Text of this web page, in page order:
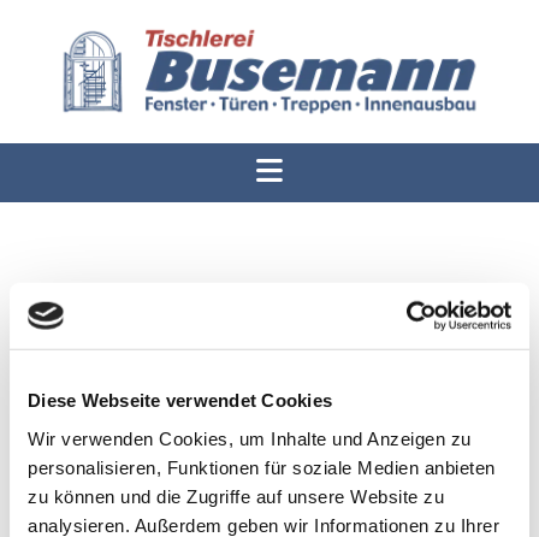
Diese Webseite verwendet Cookies
Wir verwenden Cookies, um Inhalte und Anzeigen zu
personalisieren, Funktionen für soziale Medien anbieten
zu können und die Zugriffe auf unsere Website zu
analysieren. Außerdem geben wir Informationen zu Ihrer
Impressum
Tischlerei Heinz Busemann
59759 Arnsberg
Telefon:02932 31417
E-Mail:info@tischlerei-busemann.de